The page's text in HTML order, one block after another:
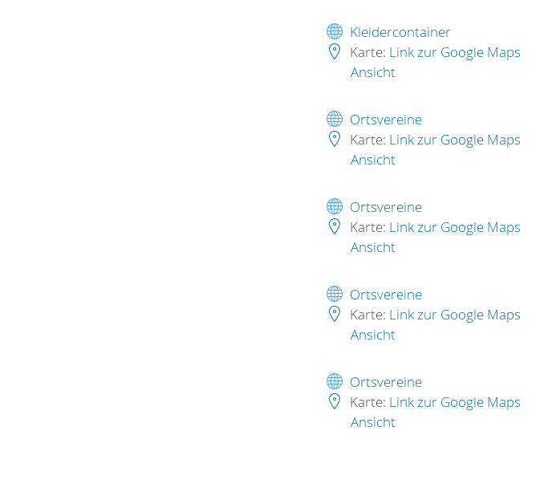
Kleidercontainer
Karte: Link zur Google Maps
Ansicht
Ortsvereine
Karte: Link zur Google Maps
Ansicht
Ortsvereine
Karte: Link zur Google Maps
Ansicht
Ortsvereine
Karte: Link zur Google Maps
Ansicht
Ortsvereine
Karte: Link zur Google Maps
Ansicht